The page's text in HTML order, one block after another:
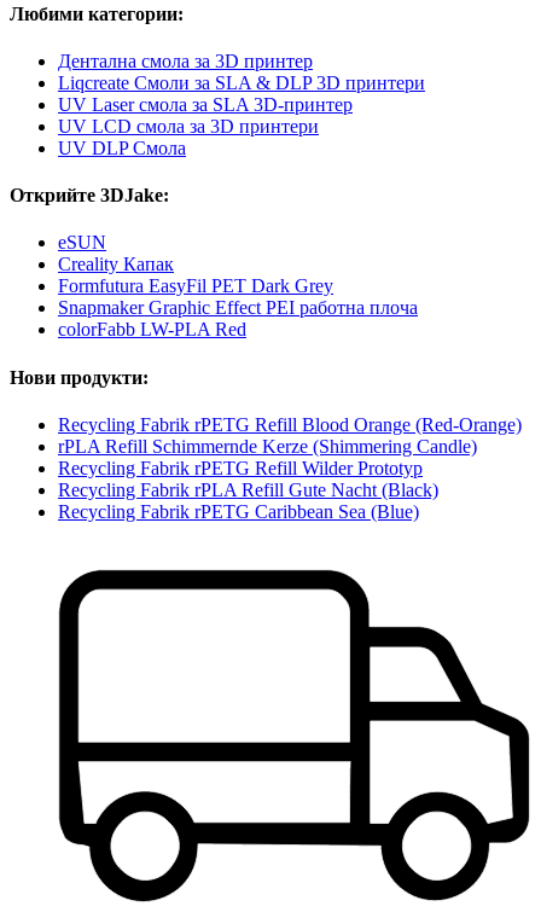
Любими категории:
Дентална смола за 3D принтер
Liqcreate Смоли за SLA & DLP 3D принтери
UV Laser смола за SLA 3D-принтер
UV LCD смола за 3D принтери
UV DLP Смола
Открийте 3DJake:
eSUN
Creality Капак
Formfutura EasyFil PET Dark Grey
Snapmaker Graphic Effect PEI работна плоча
colorFabb LW-PLA Red
Нови продукти:
Recycling Fabrik rPETG Refill Blood Orange (Red-Orange)
rPLA Refill Schimmernde Kerze (Shimmering Candle)
Recycling Fabrik rPETG Refill Wilder Prototyp
Recycling Fabrik rPLA Refill Gute Nacht (Black)
Recycling Fabrik rPETG Caribbean Sea (Blue)